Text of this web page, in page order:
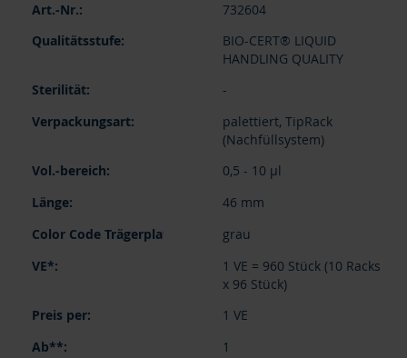
Produkte
Artikel
732604
BIO-CERT® LIQUID
HANDLING QUALITY
-
palettiert, TipRack
(Nachfüllsystem)
0,5 - 10 µl
46 mm
grau
1 VE = 960 Stück (10 Racks
x 96 Stück)
1 VE
1